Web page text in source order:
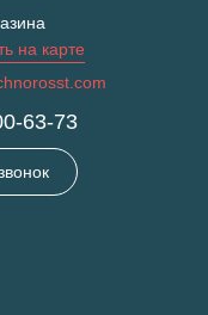
на карте
63-73